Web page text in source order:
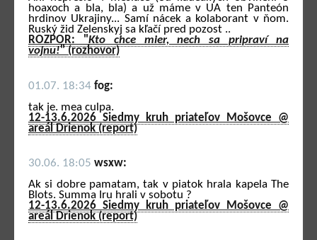
hoaxoch a bla, bla) a už máme v UA ten Panteón
hrdinov Ukrajiny... Samí nácek a kolaborant v ňom.
Ruský žid Zelenskyj sa kľačí pred pozost ..
ROZPOR: "Kto chce mier, nech sa pripraví na
vojnu!" (rozhovor)
01.07. 18:34 fog:
tak je. mea culpa.
12-13.6.2026 Siedmy kruh priateľov Mošovce @
areál Drienok (report)
30.06. 18:05 wsxw:
Ak si dobre pamatam, tak v piatok hrala kapela The
Blots. Summa Iru hrali v sobotu ?
12-13.6.2026 Siedmy kruh priateľov Mošovce @
areál Drienok (report)